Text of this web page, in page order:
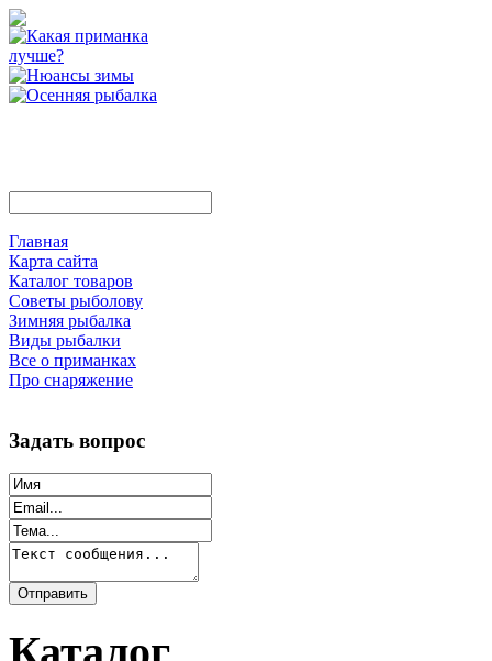
Главная
Карта сайта
Каталог товаров
Советы рыболову
Зимняя рыбалка
Виды рыбалки
Все о приманках
Про снаряжение
Задать вопрос